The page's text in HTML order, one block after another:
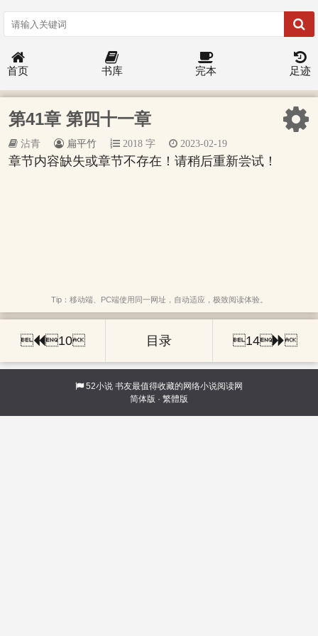
首页 书库 完本 足迹
第41章 第四十一章
沾青 扁平竹 2018 字 2023-02-19
章节内容缺失或章节不存在！请稍后重新尝试！
Tip：移动端、PC端使用同一网址，自动适应，极致阅读体验。
 10 目录 14 
52小说 书友最值得收藏的网络小说阅读网
简体版 · 繁體版